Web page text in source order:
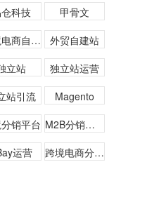
科技
甲骨文
跨境电商自建站
外贸自建站
立站
独立站运营
站引流
Magento
销平台
M2B分销系统
运营
跨境电商分销系统